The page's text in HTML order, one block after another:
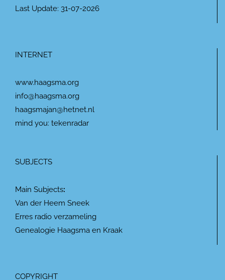
Last Update: 31-07-2026
INTERNET
www.haagsma.org
info@haagsma.org
haagsmajan@hetnet.nl
mind you: tekenradar
SUBJECTS
Main Subjects:
Van der Heem Sneek
Erres radio verzameling
Genealogie Haagsma en Kraak
COPYRIGHT